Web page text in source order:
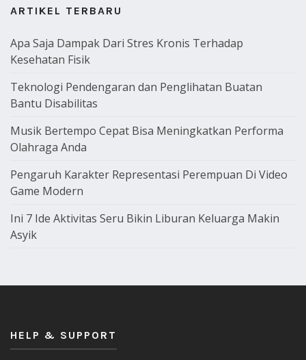
ARTIKEL TERBARU
Apa Saja Dampak Dari Stres Kronis Terhadap
Kesehatan Fisik
Teknologi Pendengaran dan Penglihatan Buatan
Bantu Disabilitas
Musik Bertempo Cepat Bisa Meningkatkan Performa
Olahraga Anda
Pengaruh Karakter Representasi Perempuan Di Video
Game Modern
Ini 7 Ide Aktivitas Seru Bikin Liburan Keluarga Makin
Asyik
HELP & SUPPORT